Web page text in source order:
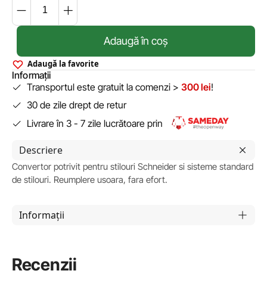
Adaugă în coș
Adaugă la favorite
Informații
Transportul este gratuit la comenzi > 300 lei!
30 de zile drept de retur
Livrare în 3 - 7 zile lucrătoare prin
Descriere
Convertor potrivit pentru stilouri Schneider si sisteme standard
de stilouri. Reumplere usoara, fara efort.
Informații
Recenzii